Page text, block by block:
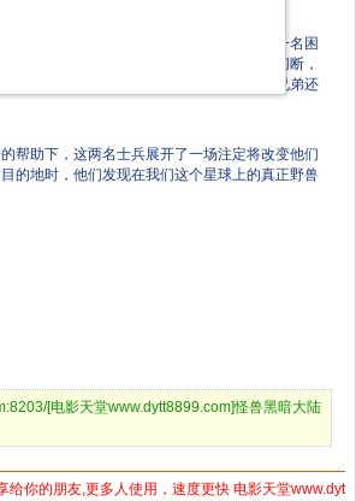
到一项命令：深入怪兽的核心区去解救一名困
项任务遭遇意外，诺亚的通讯和运输都被切断，
校毕业、毫无实战经验的小鬼——并且他的兄弟还
助下，这两名士兵展开了一场注定将改变他们
的地时，他们发现在我们这个星球上的真正野兽
[电影天堂www.dytt8899.com]怪兽黑暗大陆
给你的朋友,更多人使用，速度更快 电影天堂www.dyt